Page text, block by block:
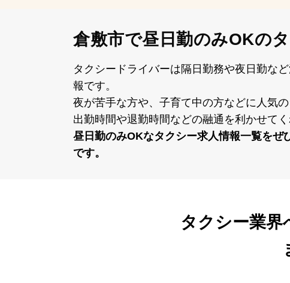
倉敷市で昼日勤のみOKの
タクシードライバーは隔⽇勤務や夜⽇勤な
報です。
夜が苦⼿な⽅や、⼦育て中の⽅などに⼈気
出勤時間や退勤時間などの融通を利かせてく
昼⽇勤のみOKなタクシー求⼈情報⼀覧を
です。
タクシー業界